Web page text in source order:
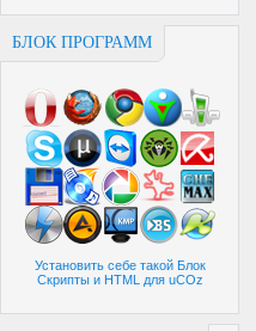
БЛОК ПРОГРАММ
Установить себе такой Блок
Скрипты и HTML для uCOz